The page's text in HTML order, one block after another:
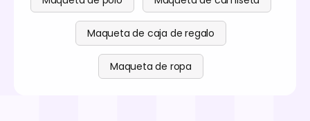
Maqueta de caja de regalo
Maqueta de ropa